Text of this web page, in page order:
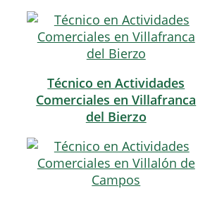
Técnico en Actividades
Comerciales en Villafranca
del Bierzo